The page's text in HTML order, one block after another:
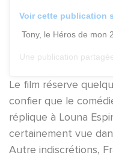
Voir cette publication
Tony, le Héros de mon
Une publication
Le film réserve
confier que le
réplique à Louna
certainement vue
Autre indiscrétions,